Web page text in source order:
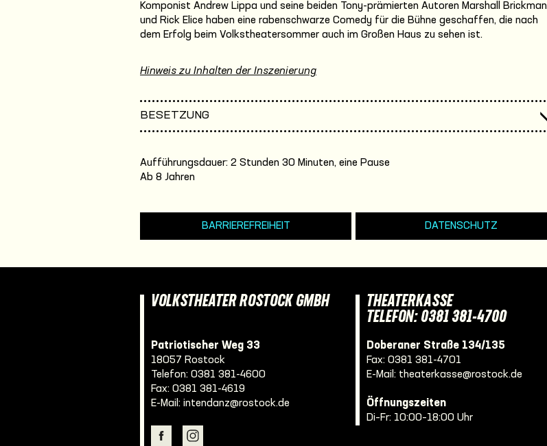
Komponist Andrew Lippa und seine beiden Tony-prämierten Autoren Marshall Brickman
und Rick Elice haben eine rabenschwarze Comedy für die Bühne geschaffen, die nach
dem Erfolg beim Volkstheatersommer auch im Großen Haus zu sehen ist.
Hinweis zu Inhalten der Inszenierung
BESETZUNG
Aufführungsdauer: 2 Stunden 30 Minuten, eine Pause
Ab 8 Jahren
BARRIEREFREIHEIT DATENSCHUTZ
VOLKSTHEATER ROSTOCK GMBH
Patriotischer Weg 33
18057 Rostock
Telefon: 0381 381-4600
Fax: 0381 381-4619
E-Mail: intendanz@rostock.de
THEATERKASSE
TELEFON: 0381 381-4700
Doberaner Straße 134/135
Fax: 0381 381-4701
E-Mail: theaterkasse@rostock.de
Öffnungszeiten
Di–Fr: 10:00–18:00 Uhr